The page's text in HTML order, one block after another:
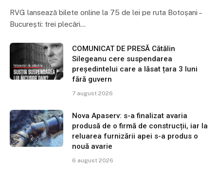
RVG lansează bilete online la 75 de lei pe ruta Botoșani –
București: trei plecări…
COMUNICAT DE PRESĂ Cătălin
Silegeanu cere suspendarea
președintelui care a lăsat țara 3 luni
fără guvern
7 august 2026
Nova Apaserv: s-a finalizat avaria
produsă de o firmă de construcții, iar la
reluarea furnizării apei s-a produs o
nouă avarie
6 august 2026